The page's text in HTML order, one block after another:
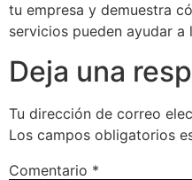
tu empresa y demuestra
servicios pueden ayudar a
Deja una
Tu dirección de correo
Los campos obligatorios
Comentario *